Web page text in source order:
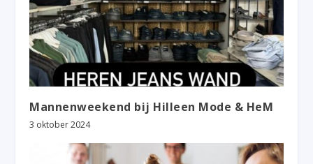
Mannenweekend bij Hilleen Mode & HeM
3 oktober 2024